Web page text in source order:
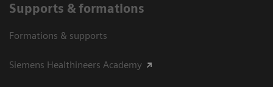
Supports & formations
Formations & supports
Siemens Healthineers Academy